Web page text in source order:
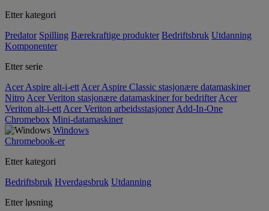
Etter kategori
Predator Spilling Bærekraftige produkter Bedriftsbruk Utdanning
Komponenter
Etter serie
Acer Aspire alt-i-ett Acer Aspire Classic stasjonære datamaskiner
Nitro Acer Veriton stasjonære datamaskiner for bedrifter Acer
Veriton alt-i-ett Acer Veriton arbeidsstasjoner Add-In-One
Chromebox Mini-datamaskiner
Windows
Chromebook-er
Etter kategori
Bedriftsbruk Hverdagsbruk Utdanning
Etter løsning